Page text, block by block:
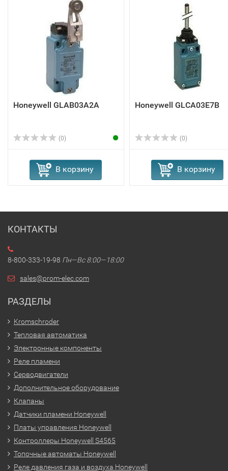
Honeywell GLAB03A2A
(0)
В корзину
Honeywell GLCA03E7B
(0)
В корзину
КОНТАКТЫ
8-800-333-19-98 Пн—Вс 8:00—18:00
sales@prom-elec.com
РАЗДЕЛЫ
Kromschroder
Тепловая автоматика
Электронные компоненты
Реле пламени
Серводвигатели
Дополнительное оборудование
Клапаны
Датчики пламени Honeywell
Платы управления Honeywell
Контроллеры Honeywell S4565
Топочные автоматы Honeywell
Реле давления газа и воздуха Honeywell